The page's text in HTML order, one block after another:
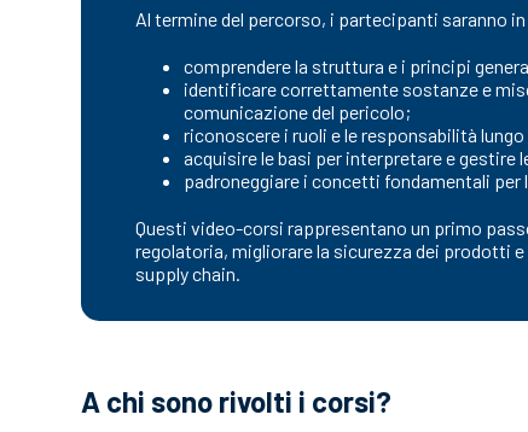
Al termine del percorso, i partecipanti saranno
comprendere la struttura e i principi
identificare correttamente sostanze e
comunicazione del pericolo;
riconoscere i ruoli e le responsabilità
acquisire le basi per interpretare e gestire
padroneggiare i concetti fondamentali
Questi video-corsi rappresentano un primo
regolatoria, migliorare la sicurezza dei prodotti
supply chain.
A chi sono rivolti i corsi?